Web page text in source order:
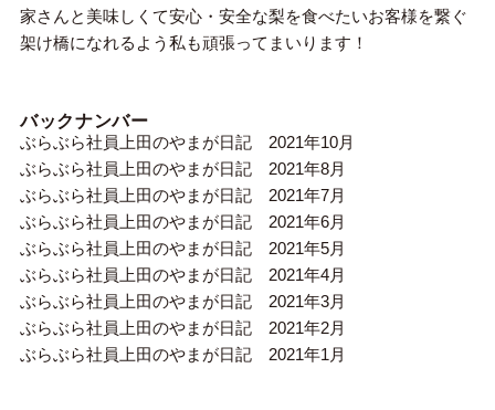
家さんと美味しくて安心・安全な梨を食べたいお客様を繋ぐ
架け橋になれるよう私も頑張ってまいります！
バックナンバー
ぶらぶら社員上田のやまが日記 2021年10月
ぶらぶら社員上田のやまが日記 2021年8月
ぶらぶら社員上田のやまが日記 2021年7月
ぶらぶら社員上田のやまが日記 2021年6月
ぶらぶら社員上田のやまが日記 2021年5月
ぶらぶら社員上田のやまが日記 2021年4月
ぶらぶら社員上田のやまが日記 2021年3月
ぶらぶら社員上田のやまが日記 2021年2月
ぶらぶら社員上田のやまが日記 2021年1月